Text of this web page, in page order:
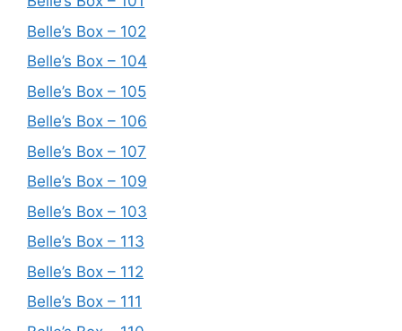
Belle’s Box – 102
Belle’s Box – 104
Belle’s Box – 105
Belle’s Box – 106
Belle’s Box – 107
Belle’s Box – 109
Belle’s Box – 103
Belle’s Box – 113
Belle’s Box – 112
Belle’s Box – 111